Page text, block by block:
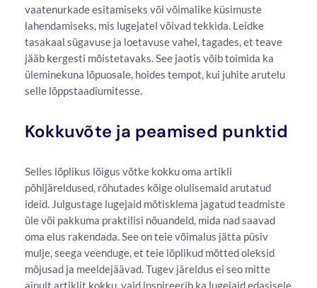
vaatenurkade esitamiseks või võimalike küsimuste
lahendamiseks, mis lugejatel võivad tekkida. Leidke
tasakaal sügavuse ja loetavuse vahel, tagades, et teave
jääb kergesti mõistetavaks. See jaotis võib toimida ka
üleminekuna lõpuosale, hoides tempot, kui juhite arutelu
selle lõppstaadiumitesse.
Kokkuvõte ja peamised punktid
Selles lõplikus lõigus võtke kokku oma artikli
põhijäreldused, rõhutades kõige olulisemaid arutatud
ideid. Julgustage lugejaid mõtisklema jagatud teadmiste
üle või pakkuma praktilisi nõuandeid, mida nad saavad
oma elus rakendada. See on teie võimalus jätta püsiv
mulje, seega veenduge, et teie lõplikud mõtted oleksid
mõjusad ja meeldejäävad. Tugev järeldus ei seo mitte
ainult artiklit kokku, vaid inspireerib ka lugejaid edasisele